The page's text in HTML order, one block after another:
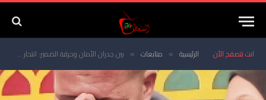
انت تتصفح الأن الرئيسية » متابعات » بين جدران الأمان وحرقة الضمير: انتحار شاب يجسد فشل العدالة في المغرب!